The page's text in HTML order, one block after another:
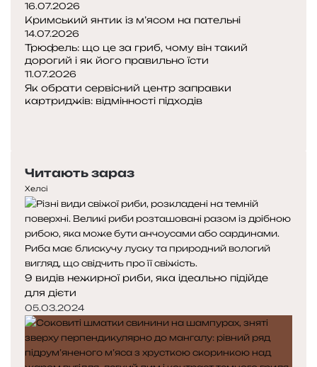
16.07.2026
Кримський янтик із м’ясом на пательні
14.07.2026
Трюфель: що це за гриб, чому він такий
дорогий і як його правильно їсти
11.07.2026
Як обрати сервісний центр заправки
картриджів: відмінності підходів
Читають зараз
Хелсі
9 видів нежирної риби, яка ідеально підійде
для дієти
05.03.2024